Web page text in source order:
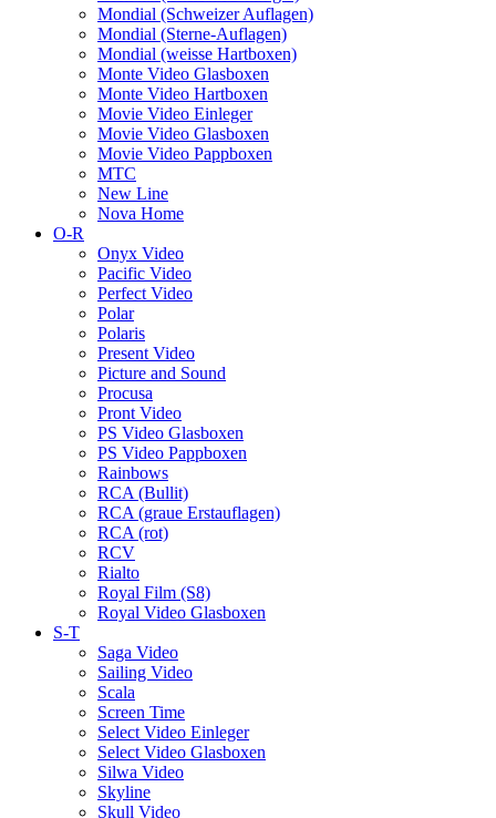
Mondial (Schweizer Auflagen)
Mondial (Sterne-Auflagen)
Mondial (weisse Hartboxen)
Monte Video Glasboxen
Monte Video Hartboxen
Movie Video Einleger
Movie Video Glasboxen
Movie Video Pappboxen
MTC
New Line
Nova Home
O-R
Onyx Video
Pacific Video
Perfect Video
Polar
Polaris
Present Video
Picture and Sound
Procusa
Pront Video
PS Video Glasboxen
PS Video Pappboxen
Rainbows
RCA (Bullit)
RCA (graue Erstauflagen)
RCA (rot)
RCV
Rialto
Royal Film (S8)
Royal Video Glasboxen
S-T
Saga Video
Sailing Video
Scala
Screen Time
Select Video Einleger
Select Video Glasboxen
Silwa Video
Skyline
Skull Video